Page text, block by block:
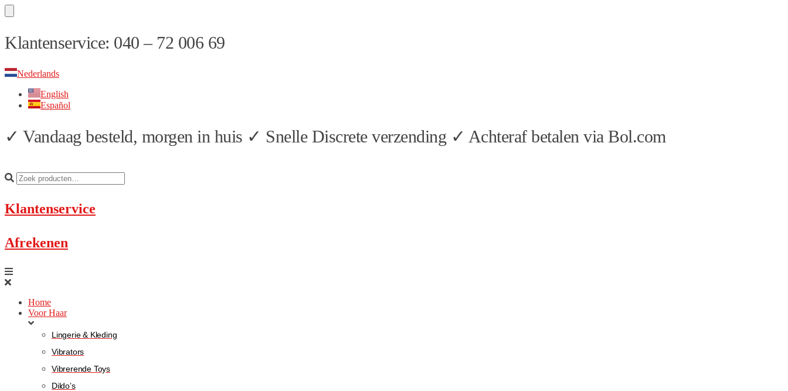
Skip
to
Skip
to
Klantenservice: 040 – 72 006 69
Nederlands
English
Español
✓ Vandaag besteld, morgen in huis ✓ Snelle Discrete verzending ✓ Achteraf betalen via Bol.com
Klantenservice
Afrekenen
Home
Voor Haar
Lingerie & Kleding
Vibrators
Vibrerende Toys
Dildo’s